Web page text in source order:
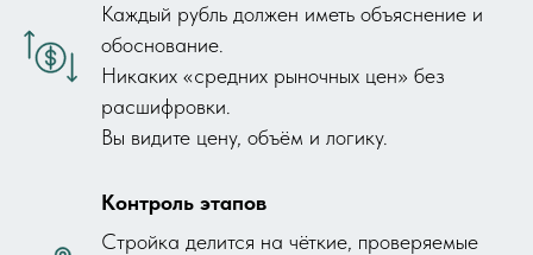
Каждый рубль должен иметь объяснение и
обоснование.
Никаких «средних рыночных цен» без
расшифровки.
Вы видите цену, объём и логику.
Контроль этапов
Стройка делится на чёткие, проверяемые